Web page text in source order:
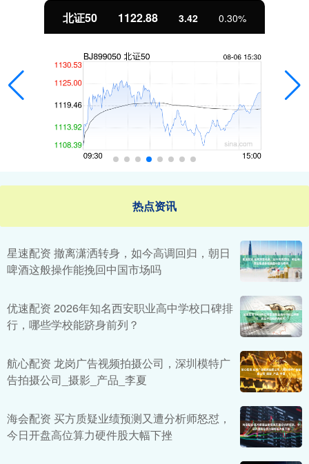
北证50 1122.88 3.42 0.30%
热点资讯
星速配资 撤离潇洒转身，如今高调回归，朝日
啤酒这般操作能挽回中国市场吗
优速配资 2026年知名西安职业高中学校口碑排
行，哪些学校能跻身前列？
航心配资 龙岗广告视频拍摄公司，深圳模特广
告拍摄公司_摄影_产品_李夏
海会配资 买方质疑业绩预测又遭分析师怒怼，
今日开盘高位算力硬件股大幅下挫